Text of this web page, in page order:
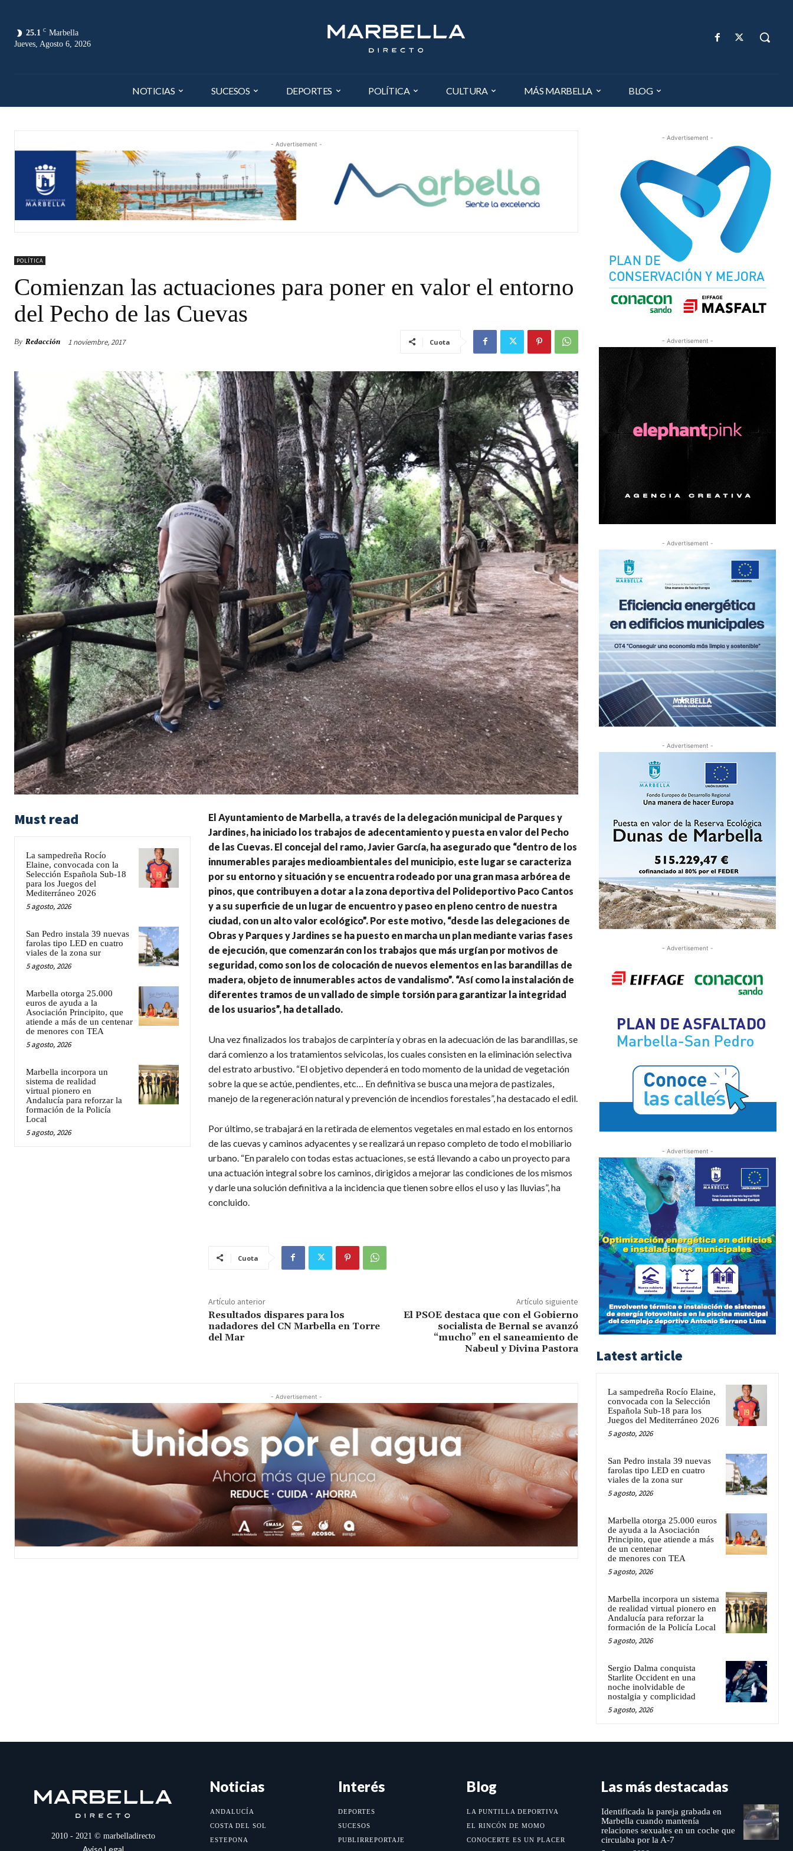
25.1 C Marbella
Jueves, Agosto 6, 2026
NOTICIAS SUCESOS DEPORTES POLÍTICA CULTURA MÁS MARBELLA BLOG
- Advertisement -
POLÍTICA
Comienzan las actuaciones para poner en valor el entorno
del Pecho de las Cuevas
By Redacción 1 noviembre, 2017 Cuota
Must read
La sampedreña Rocío
Elaine, convocada con la
Selección Española Sub-18
para los Juegos del
Mediterráneo 2026
5 agosto, 2026
San Pedro instala 39 nuevas
farolas tipo LED en cuatro
viales de la zona sur
5 agosto, 2026
Marbella otorga 25.000
euros de ayuda a la
Asociación Principito, que
atiende a más de un centenar
de menores con TEA
5 agosto, 2026
Marbella incorpora un
sistema de realidad
virtual pionero en
Andalucía para reforzar la
formación de la Policía
Local
5 agosto, 2026
El Ayuntamiento de Marbella, a través de la delegación municipal de Parques y
Jardines, ha iniciado los trabajos de adecentamiento y puesta en valor del Pecho
de las Cuevas. El concejal del ramo, Javier García, ha asegurado que “dentro de los
innumerables parajes medioambientales del municipio, este lugar se caracteriza
por su entorno y situación y se encuentra rodeado por una gran masa arbórea de
pinos, que contribuyen a dotar a la zona deportiva del Polideportivo Paco Cantos
y a su superficie de un lugar de encuentro y paseo en pleno centro de nuestra
ciudad, con un alto valor ecológico”. Por este motivo, “desde las delegaciones de
Obras y Parques y Jardines se ha puesto en marcha un plan mediante varias fases
de ejecución, que comenzarán con los trabajos que más urgían por motivos de
seguridad, como son los de colocación de nuevos elementos en las barandillas de
madera, objeto de innumerables actos de vandalismo”. “Así como la instalación de
diferentes tramos de un vallado de simple torsión para garantizar la integridad
de los usuarios”, ha detallado.
Una vez finalizados los trabajos de carpintería y obras en la adecuación de las barandillas, se
dará comienzo a los tratamientos selvicolas, los cuales consisten en la eliminación selectiva
del estrato arbustivo. “El objetivo dependerá en todo momento de la unidad de vegetación
sobre la que se actúe, pendientes, etc… En definitiva se busca una mejora de pastizales,
manejo de la regeneración natural y prevención de incendios forestales”, ha destacado el edil.
Por último, se trabajará en la retirada de elementos vegetales en mal estado en los entornos
de las cuevas y caminos adyacentes y se realizará un repaso completo de todo el mobiliario
urbano. “En paralelo con todas estas actuaciones, se está llevando a cabo un proyecto para
una actuación integral sobre los caminos, dirigidos a mejorar las condiciones de los mismos
y darle una solución definitiva a la incidencia que tienen sobre ellos el uso y las lluvias”, ha
concluido.
Cuota
Artículo anterior
Resultados dispares para los
nadadores del CN Marbella en Torre
del Mar
Artículo siguiente
El PSOE destaca que con el Gobierno
socialista de Bernal se avanzó
“mucho” en el saneamiento de
Nabeul y Divina Pastora
- Advertisement -
- Advertisement -
- Advertisement -
- Advertisement -
- Advertisement -
- Advertisement -
- Advertisement -
Latest article
La sampedreña Rocío Elaine,
convocada con la Selección
Española Sub-18 para los
Juegos del Mediterráneo 2026
5 agosto, 2026
San Pedro instala 39 nuevas
farolas tipo LED en cuatro
viales de la zona sur
5 agosto, 2026
Marbella otorga 25.000 euros
de ayuda a la Asociación
Principito, que atiende a más
de un centenar
de menores con TEA
5 agosto, 2026
Marbella incorpora un sistema
de realidad virtual pionero en
Andalucía para reforzar la
formación de la Policía Local
5 agosto, 2026
Sergio Dalma conquista
Starlite Occident en una
noche inolvidable de
nostalgia y complicidad
5 agosto, 2026
2010 - 2021 © marbelladirecto
Aviso Legal
Noticias
ANDALUCÍA
COSTA DEL SOL
ESTEPONA
Interés
DEPORTES
SUCESOS
PUBLIRREPORTAJE
Blog
LA PUNTILLA DEPORTIVA
EL RINCÓN DE MOMO
CONOCERTE ES UN PLACER
Las más destacadas
Identificada la pareja grabada en
Marbella cuando mantenía
relaciones sexuales en un coche que
circulaba por la A-7